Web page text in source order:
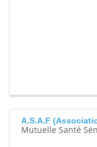
A.S.A.F
Mutuelle Santé